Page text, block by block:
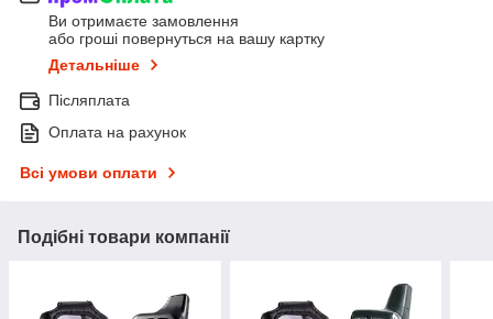
Ви отримаєте замовлення
або гроші повернуться на вашу картку
Детальніше
Післяплата
Оплата на рахунок
Всі умови оплати
Подібні товари компанії